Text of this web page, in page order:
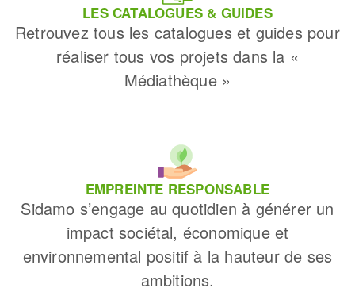
LES CATALOGUES & GUIDES
Retrouvez tous les catalogues et guides pour
réaliser tous vos projets dans la «
Médiathèque »
EMPREINTE RESPONSABLE
Sidamo s’engage au quotidien à générer un
impact sociétal, économique et
environnemental positif à la hauteur de ses
ambitions.